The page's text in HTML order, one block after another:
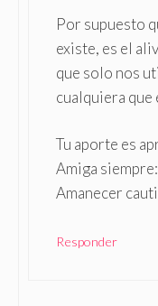
Por supuesto
existe, es el
que solo nos
cualquiera que
Tu aporte es
Amiga siempre:
Amanecer
Responder